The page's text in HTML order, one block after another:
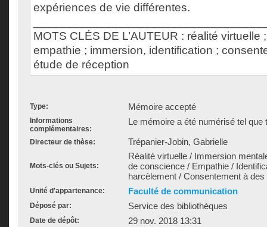
expériences de vie différentes.
MOTS CLÉS DE L’AUTEUR : réalité virtuelle
empathie ; immersion, identification ;
étude de réception
Type: Mémoire accepté
Informations
complémentaires:
Le mémoire a été numérisé tel que
Directeur de thèse: Trépanier-Jobin, Gabrielle
Mots-clés ou Sujets:
Réalité virtuelle / Immersion
de conscience / Empathie /
harcèlement / Consentement à
Unité d'appartenance: Faculté de communication
Déposé par: Service des bibliothèques
Date de dépôt: 29 nov. 2018 13:31